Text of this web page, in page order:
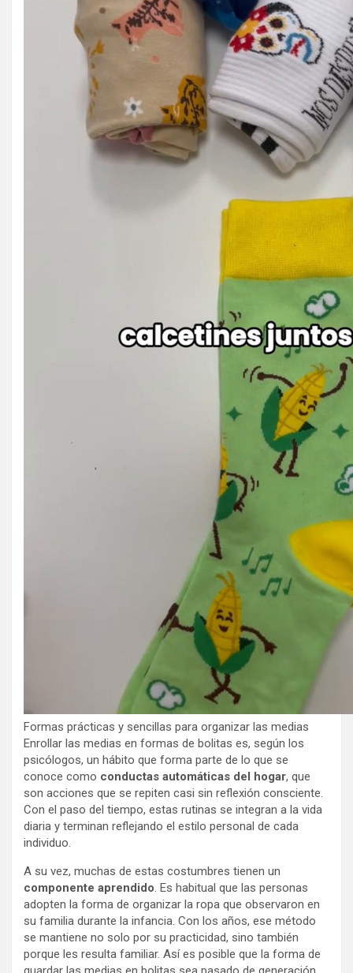
Formas prácticas y sencillas para organizar las medias
Enrollar las medias en formas de bolitas es, según los
psicólogos, un hábito que forma parte de lo que se
conoce como conductas automáticas del hogar, que
son acciones que se repiten casi sin reflexión consciente.
Con el paso del tiempo, estas rutinas se integran a la vida
diaria y terminan reflejando el estilo personal de cada
individuo.
A su vez, muchas de estas costumbres tienen un
componente aprendido . Es habitual que las personas
adopten la forma de organizar la ropa que observaron en
su familia durante la infancia. Con los años, ese método
se mantiene no solo por su practicidad, sino también
porque les resulta familiar. Así es posible que la forma de